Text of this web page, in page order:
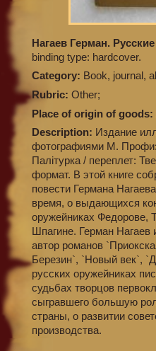
Нагаев Герман.
binding type: hardcover.
Category: Book, journal,
Rubric: Other;
Place of origin of goods:
Description: Издание
фотографиями М.
Палiтурка / переплет:
формат. В этой книге
повести Германа
время, о выдающихся
оружейниках Федорове,
Шпагине. Герман Нагаев
автор романов
Березин`, `Новый век`,
русских оружейниках
судьбах творцов
сыгравшего большую
страны, о развитии
производства.